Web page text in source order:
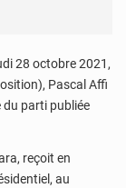
28 octobre 2021,
Pascal Affi
du parti publiée
reçoit en
au